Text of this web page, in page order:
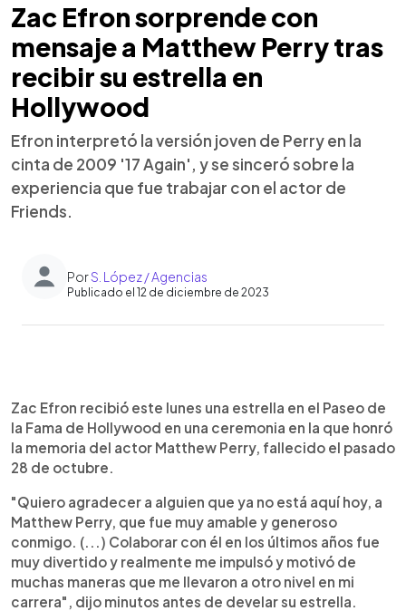
Zac Efron sorprende con
mensaje a Matthew Perry tras
recibir su estrella en
Hollywood
Efron interpretó la versión joven de Perry en la
cinta de 2009 '17 Again', y se sinceró sobre la
experiencia que fue trabajar con el actor de
Friends.
PorS. López / Agencias
Publicado el 12 de diciembre de 2023
► Escuchar artículo
Zac Efron recibió este lunes una estrella en el Paseo de
la Fama de Hollywood en una ceremonia en la que honró
la memoria del actor Matthew Perry, fallecido el pasado
28 de octubre.
"Quiero agradecer a alguien que ya no está aquí hoy, a
Matthew Perry, que fue muy amable y generoso
conmigo. (...) Colaborar con él en los últimos años fue
muy divertido y realmente me impulsó y motivó de
muchas maneras que me llevaron a otro nivel en mi
carrera", dijo minutos antes de develar su estrella.